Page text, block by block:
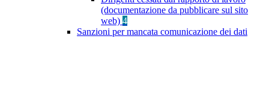
(documentazione da pubblicare sul sito
web) 4
Sanzioni per mancata comunicazione dei dati